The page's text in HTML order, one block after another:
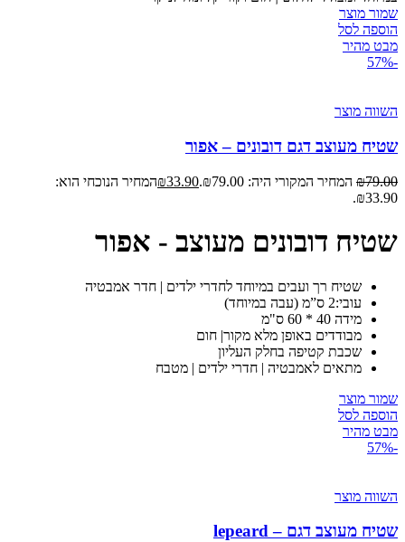
שמור מוצר
הוספה לסל
מבט מהיר
-57%
השווה מוצר
שטיח מעוצב דגם דובונים – אפור
₪79.00 המחיר המקורי היה: ₪79.00. ₪33.90
המחיר הנוכחי הוא:
₪33.90.
שטיח דובונים מעוצב - אפור
שטיח רך ועבים במיוחד לחדרי ילדים | חדר אמבטיה
עובי:2 ס”מ (עבה במיוחד)
מידה 40 * 60 ס"מ
מבודדים באופן מלא מקור| חום
שכבת קטיפה בחלק העליון
מתאים לאמבטיה | חדרי ילדים | מטבח
שמור מוצר
הוספה לסל
מבט מהיר
-57%
השווה מוצר
שטיח מעוצב דגם – lepeard